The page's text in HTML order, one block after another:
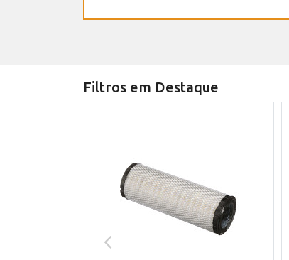
Filtros em Destaque